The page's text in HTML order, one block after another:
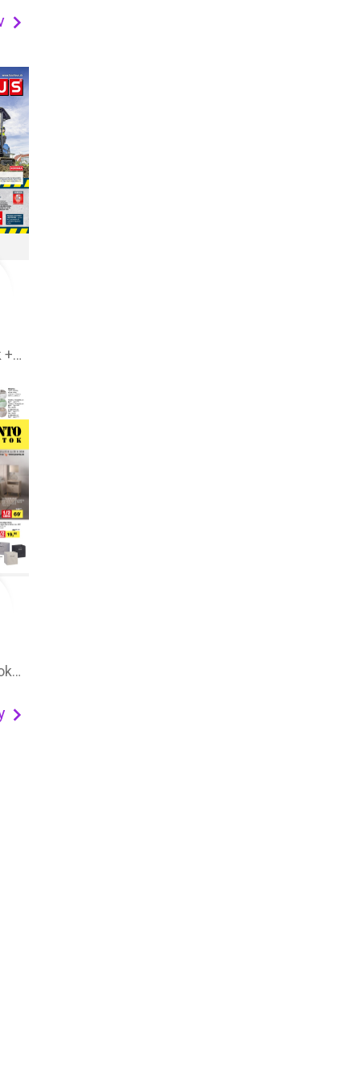
BAUHAUS leták + aktuálny katalóg
SCONTO nábytok leták – akčná ponuka